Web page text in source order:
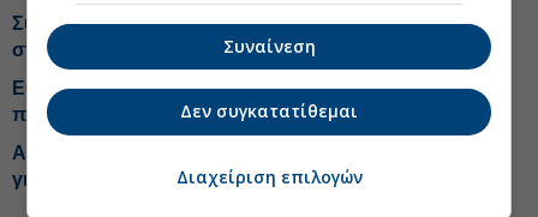
Συνεργασία Anytime-Public με επιστροφή έως €20
στους ασφαλισμένους
Εθνική Ασφαλιστική: Έκτακτα μέτρα στήριξης για τους
πληγέντες από τις πυρκαγιές
Ασφάλιστρα υγείας: Ερχονται νέες δικαστικές διαμάχες
για τις αυξήσεις
Συναίνεση
Δεν συγκατατίθεμαι
Διαχείριση επιλογών